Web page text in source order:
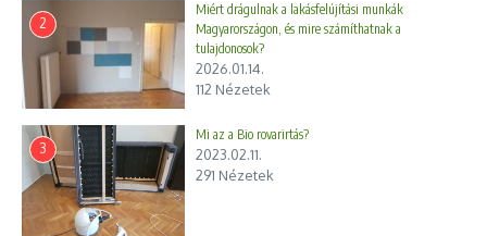
2
Miért drágulnak a lakásfelújítási munkák
Magyarországon, és mire számíthatnak a
tulajdonosok?
2026.01.14.
112 Nézetek
3
Mi az a Bio rovarirtás?
2023.02.11.
291 Nézetek